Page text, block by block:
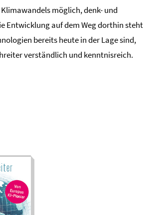
sie
möglich, denk- und
Entwicklung auf dem Weg dorthin steht
bereits heute in der Lage sind,
verständlich und kenntnisreich.